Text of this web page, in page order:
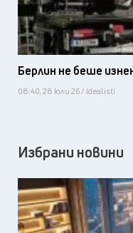
Берлин не беше
08:40, 28 юли 26 / Idealisti
Избрани новини